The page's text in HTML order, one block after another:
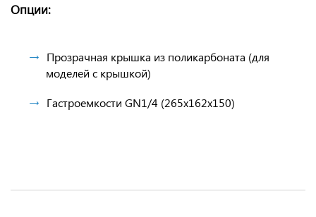
Опции:
Прозрачная крышка из поликарбоната (для
моделей с крышкой)
Гастроемкости GN1/4 (265х162х150)